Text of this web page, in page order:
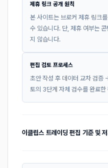
제휴 링크 공개 원칙
본 사이트는 브로커 제휴 링크
수 있습니다. 단, 제휴 여부는
지 않습니다.
편집 검토 프로세스
초안 작성 후 데이터 교차 검
토의 3단계 자체 검수를 완료한
이클립스 트레이딩 편집 기준 및